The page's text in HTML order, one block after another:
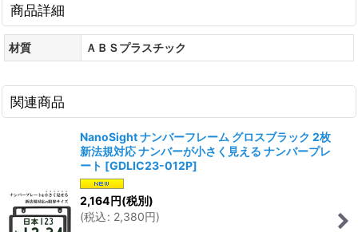
商品詳細
材質 ＡＢＳプラスチック
関連商品
NanoSight ナンバーフレーム グロスブラック 2枚
新法規対応 ナンバーが小さく見える ナンバープレ
ート [GDLIC23-012P]
2,164円(税別)
(税込: 2,380円)